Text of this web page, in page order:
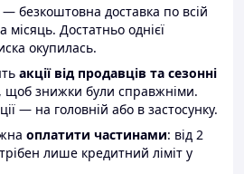
безкоштовна доставка по всій
місяць. Достатньо однієї
окупилась.
акції від продавців та сезонні
знижки були справжніми.
— на головній або в застосунку.
оплатити частинами: від 2
лише кредитний ліміт у